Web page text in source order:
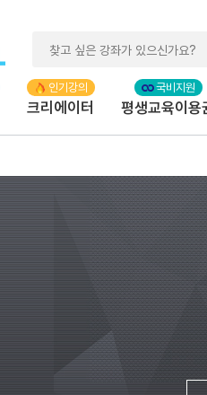
크리에이터 평생교육이용